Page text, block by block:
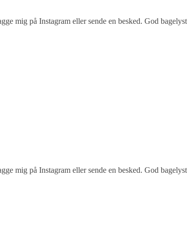
mig på Instagram eller sende en besked. God
mig på Instagram eller sende en besked. God